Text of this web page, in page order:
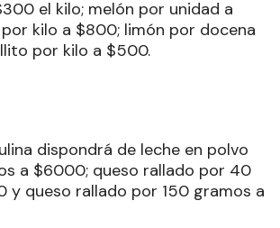
el kilo; melón por unidad a
kilo a $800; limón por docena
por kilo a $500.
dispondrá de leche en polvo
a $6000; queso rallado por 40
y queso rallado por 150 gramos a